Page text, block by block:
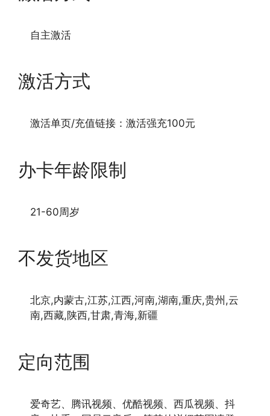
自主激活
激活方式
激活单页/充值链接：激活强充100元
办卡年龄限制
21-60周岁
不发货地区
北京,内蒙古,江苏,江西,河南,湖南,重庆,贵州,云
南,西藏,陕西,甘肃,青海,新疆
定向范围
爱奇艺、腾讯视频、优酷视频、西瓜视频、抖